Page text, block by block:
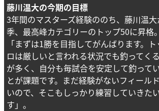
藤川温大の今期の目標
3年間のマスターズ経験ののち、藤川温
季、最高峰カテゴリーのトップ50に昇格
「まずは1勝を目指してがんばります。
ロは厳しいと言われる状況でも釣ってく
が多く、自分も毎試合を安定して釣って
とが課題です。まだ経験がないフィール
いので、そこもしっかり練習していきた
す」。